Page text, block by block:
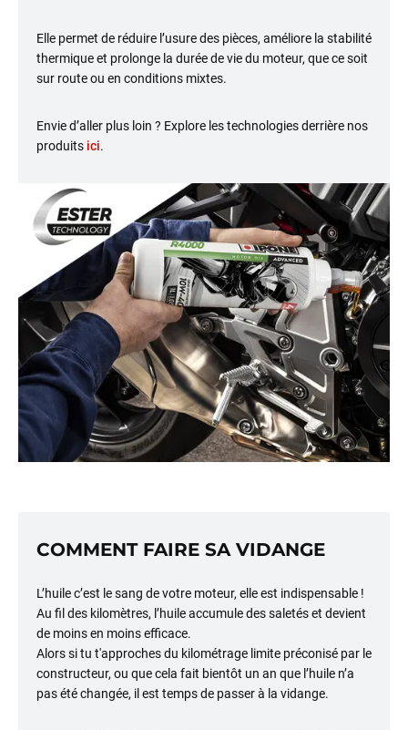
Elle permet de réduire l’usure des pièces, améliore la stabilité
thermique et prolonge la durée de vie du moteur, que ce soit
sur route ou en conditions mixtes.
Envie d’aller plus loin ? Explore les technologies derrière nos
produits ici.
COMMENT FAIRE SA VIDANGE
L’huile c’est le sang de votre moteur, elle est indispensable !
Au fil des kilomètres, l’huile accumule des saletés et devient
de moins en moins efficace.
Alors si tu t'approches du kilométrage limite préconisé par le
constructeur, ou que cela fait bientôt un an que l’huile n’a
pas été changée, il est temps de passer à la vidange.